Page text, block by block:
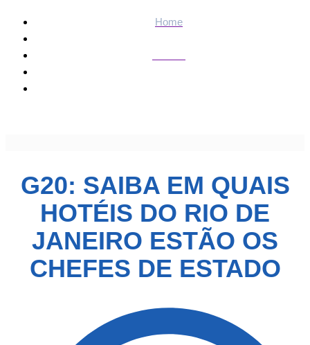
Home
G20: SAIBA EM QUAIS
HOTÉIS DO RIO DE
JANEIRO ESTÃO OS
CHEFES DE ESTADO